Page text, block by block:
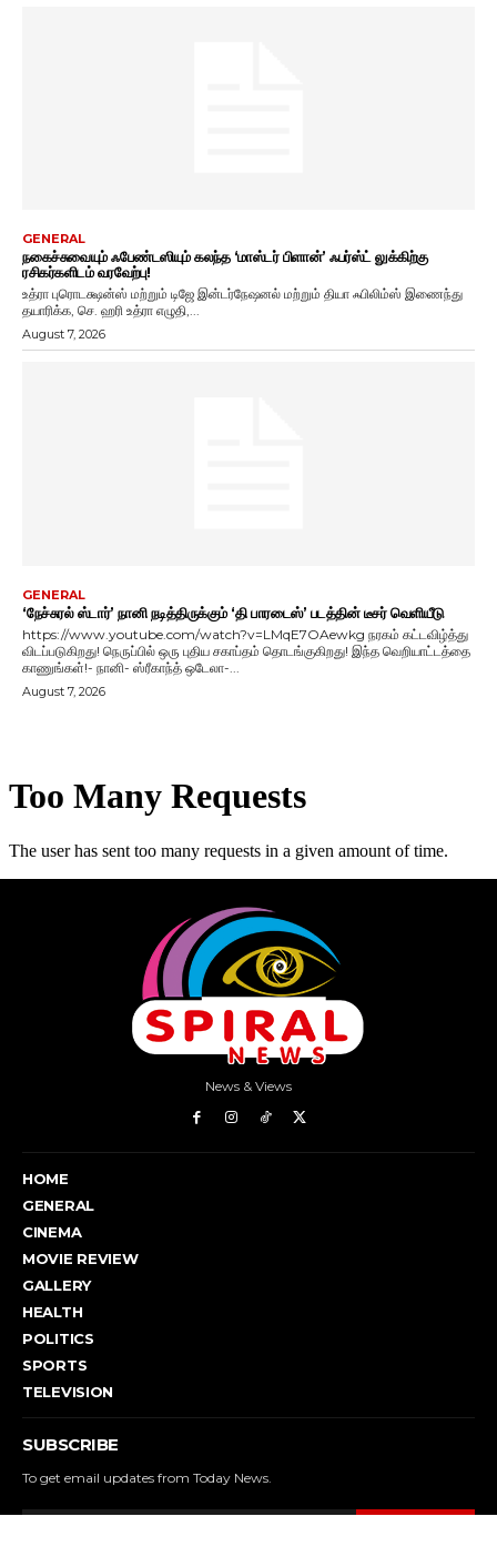
GENERAL
நகைச்சுவையும் ஃபேண்டஸியும் கலந்த ‘மாஸ்டர் பிளான்’ ஃபர்ஸ்ட் லுக்கிற்கு
ரசிகர்களிடம் வரவேற்பு!
உத்ரா புரொடக்ஷன்ஸ் மற்றும் டிஜே இன்டர்நேஷனல் மற்றும் தியா ஃபிலிம்ஸ் இணைந்து
தயாரிக்க, செ. ஹரி உத்ரா எழுதி,...
August 7, 2026
GENERAL
‘நேச்சுரல் ஸ்டார்’ நானி நடித்திருக்கும் ‘தி பாரடைஸ்’ படத்தின் டீசர் வெளியீடு
https://www.youtube.com/watch?v=LMqE7OAewkg நரகம் கட்டவிழ்த்து
விடப்படுகிறது! நெருப்பில் ஒரு புதிய சகாப்தம் தொடங்குகிறது! இந்த வெறியாட்டத்தை
காணுங்கள்!- நானி- ஸ்ரீகாந்த் ஒடேலா-...
August 7, 2026
News & Views
HOME
GENERAL
CINEMA
MOVIE REVIEW
GALLERY
HEALTH
POLITICS
SPORTS
TELEVISION
SUBSCRIBE
To get email updates from Today News.